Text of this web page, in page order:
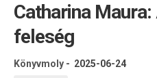
Catharina
feleség
Könyvmoly - 2025-06-24